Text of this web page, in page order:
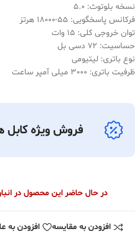
نسخه بلوتوث: 5.0
فرکانس پاسخگویی: 55-18000 هرتز
توان خروجی کلی: 15 وات
حساسیت: 72 دسی بل
نوع باتری: لیتیومی
ظرفیت باتری: 3000 میلی آمپر ساعت
فروش ویژه کابل
در حال حاضر این محصول در
افزودن به مقایسه افزودن به